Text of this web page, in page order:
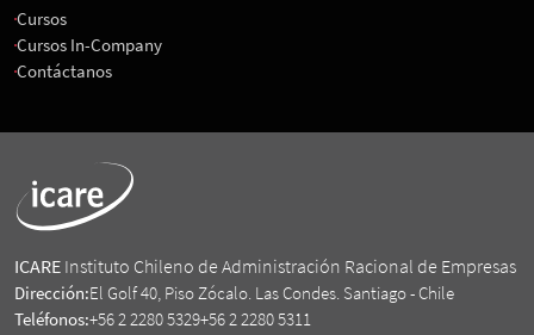
Cursos
Cursos In-Company
Contáctanos
ICARE Instituto Chileno de Administración Racional de Empresas
Dirección:El Golf 40, Piso Zócalo. Las Condes. Santiago - Chile
Teléfonos:+56 2 2280 5329+56 2 2280 5311